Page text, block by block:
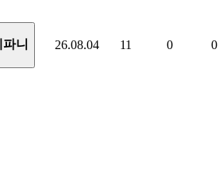
니 26.08.04 11 0 0